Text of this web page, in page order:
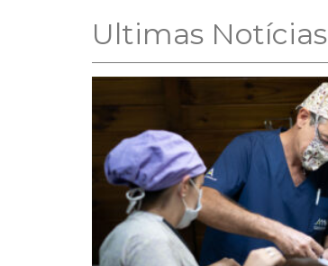
Ultimas Notícias